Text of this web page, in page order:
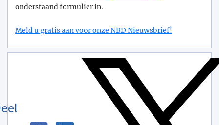
onderstaand formulier in.
Meld u gratis aan voor onze NBD Nieuwsbrief!